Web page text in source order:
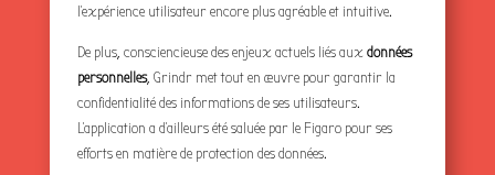
l’expérience utilisateur encore plus agréable et intuitive.
De plus, consciencieuse des enjeux actuels liés aux données
personnelles, Grindr met tout en œuvre pour garantir la
confidentialité des informations de ses utilisateurs.
L’application a d’ailleurs été saluée par le Figaro pour ses
efforts en matière de protection des données.